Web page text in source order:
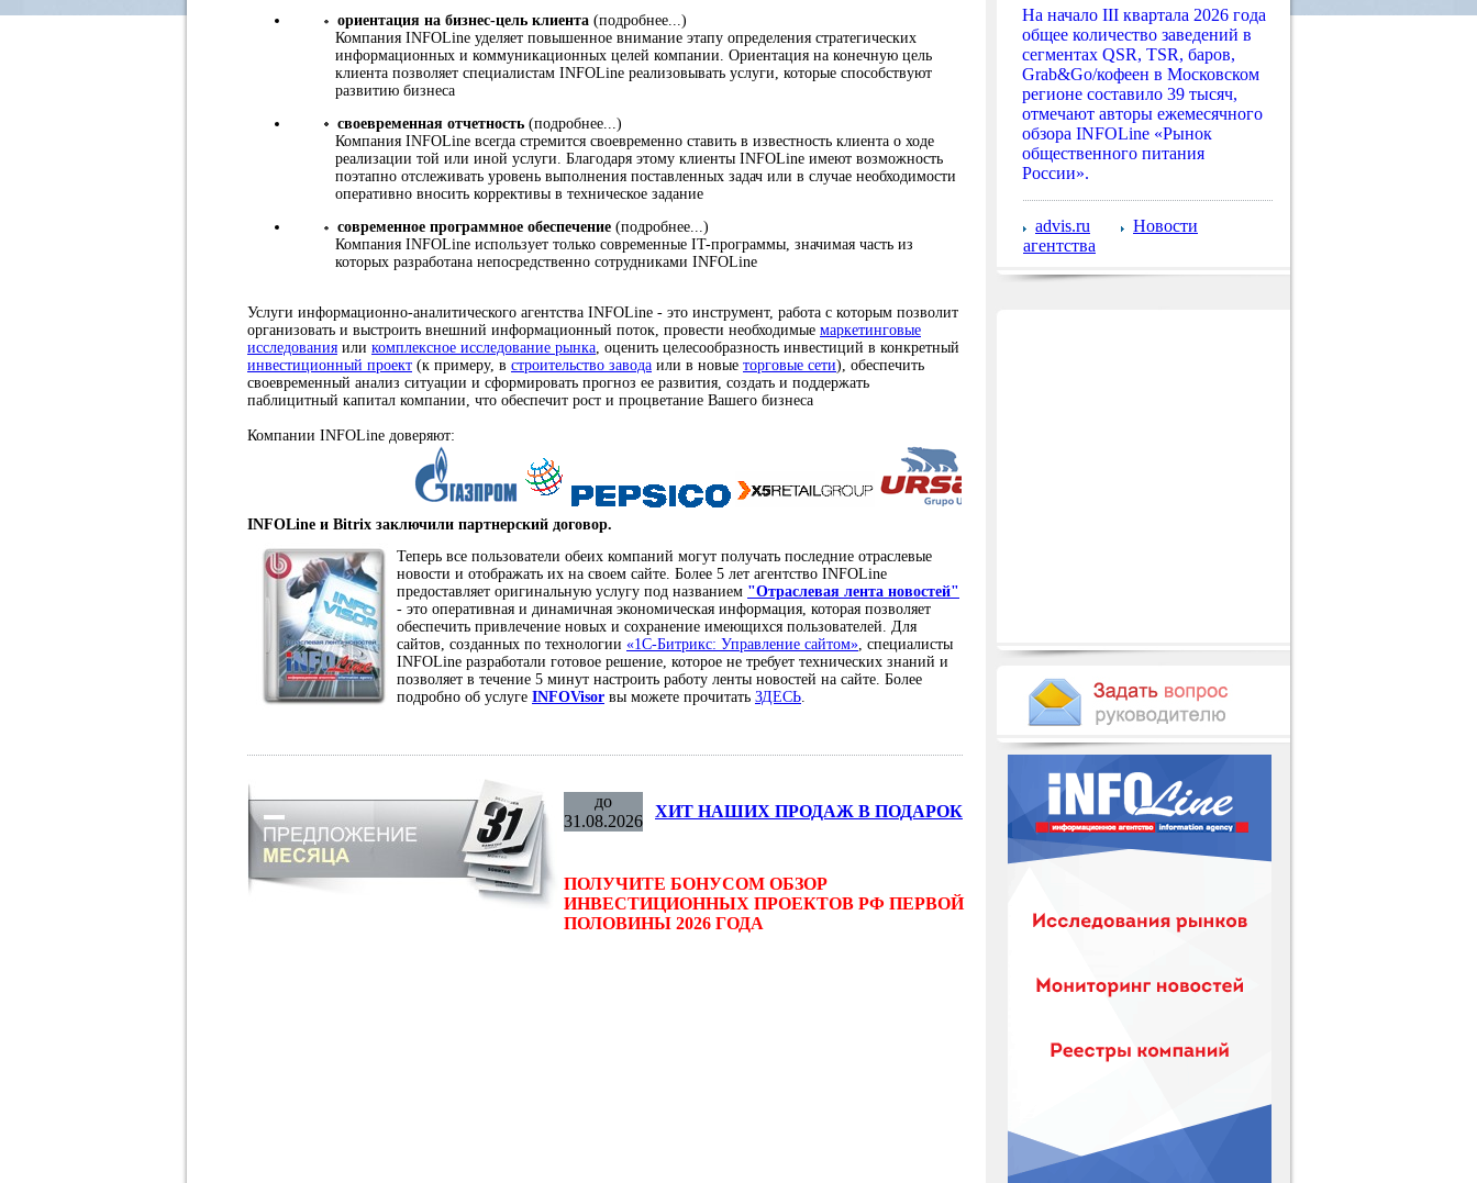
ориентация на бизнес-цель клиента (подробнее...)
Компания INFOLine уделяет повышенное внимание этапу определения стратегических
информационных и коммуникационных целей компании. Ориентация на конечную цель
клиента позволяет специалистам INFOLine реализовывать услуги, которые способствуют
развитию бизнеса
своевременная отчетность (подробнее...)
Компания INFOLine всегда стремится своевременно ставить в известность клиента о ходе
реализации той или иной услуги. Благодаря этому клиенты INFOLine имеют возможность
поэтапно отслеживать уровень выполнения поставленных задач или в случае необходимости
оперативно вносить коррективы в техническое задание
современное программное обеспечение (подробнее...)
Компания INFOLine использует только современные IT-программы, значимая часть из
которых разработана непосредственно сотрудниками INFOLine
Услуги информационно-аналитического агентства INFOLine - это инструмент, работа с которым позволит
организовать и выстроить внешний информационный поток, провести необходимые маркетинговые
исследования или комплексное исследование рынка , оценить целесообразность инвестиций в конкретный
инвестиционный проект (к примеру, в строительство завода или в новые торговые сети), обеспечить
своевременный анализ ситуации и сформировать прогноз ее развития, создать и поддержать
паблицитный капитал компании, что обеспечит рост и процветание Вашего бизнеса
Компании INFOLine доверяют:
INFOLine и Bitrix заключили партнерский договор.
Теперь все пользователи обеих компаний могут получать последние отраслевые
новости и отображать их на своем сайте. Более 5 лет агентство INFOLine
предоставляет оригинальную услугу под названием "Отраслевая лента новостей"
- это оперативная и динамичная экономическая информация, которая позволяет
обеспечить привлечение новых и сохранение имеющихся пользователей. Для
сайтов, созданных по технологии «1C-Битрикс: Управление сайтом» , специалисты
INFOLine разработали готовое решение, которое не требует технических знаний и
позволяет в течение 5 минут настроить работу ленты новостей на сайте. Более
подробно об услуге INFOVisor вы можете прочитать ЗДЕСЬ
до
31.08.2026
ХИТ НАШИХ ПРОДАЖ В ПОДАРОК
ПОЛУЧИТЕ БОНУСОМ ОБЗОР
ИНВЕСТИЦИОННЫХ ПРОЕКТОВ РФ ПЕРВОЙ
ПОЛОВИНЫ 2026 ГОДА
На начало III квартала 2026 года
общее количество заведений в
сегментах QSR, TSR, баров,
Grab&Go/кофеен в Московском
регионе составило 39 тысяч,
отмечают авторы ежемесячного
обзора INFOLine «Рынок
общественного питания
России».
advis.ru
Новости
агентства